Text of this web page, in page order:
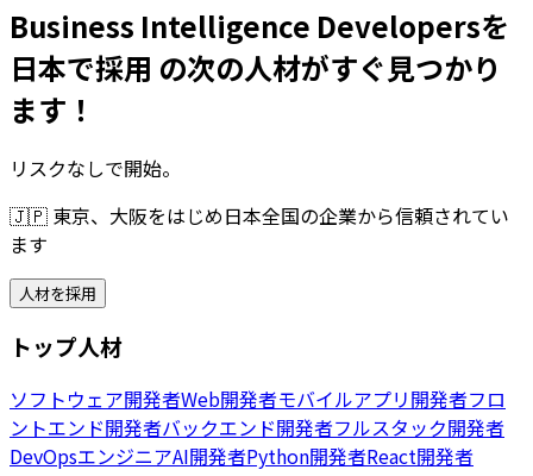
Business Intelligence Developersを
日本で採用 の次の人材がすぐ見つかり
ます！
リスクなしで開始。
🇯🇵 東京、大阪をはじめ日本全国の企業から信頼されてい
ます
人材を採用
トップ人材
ソフトウェア開発者Web開発者モバイルアプリ開発者フロ
ントエンド開発者バックエンド開発者フルスタック開発者
DevOpsエンジニアAI開発者Python開発者React開発者